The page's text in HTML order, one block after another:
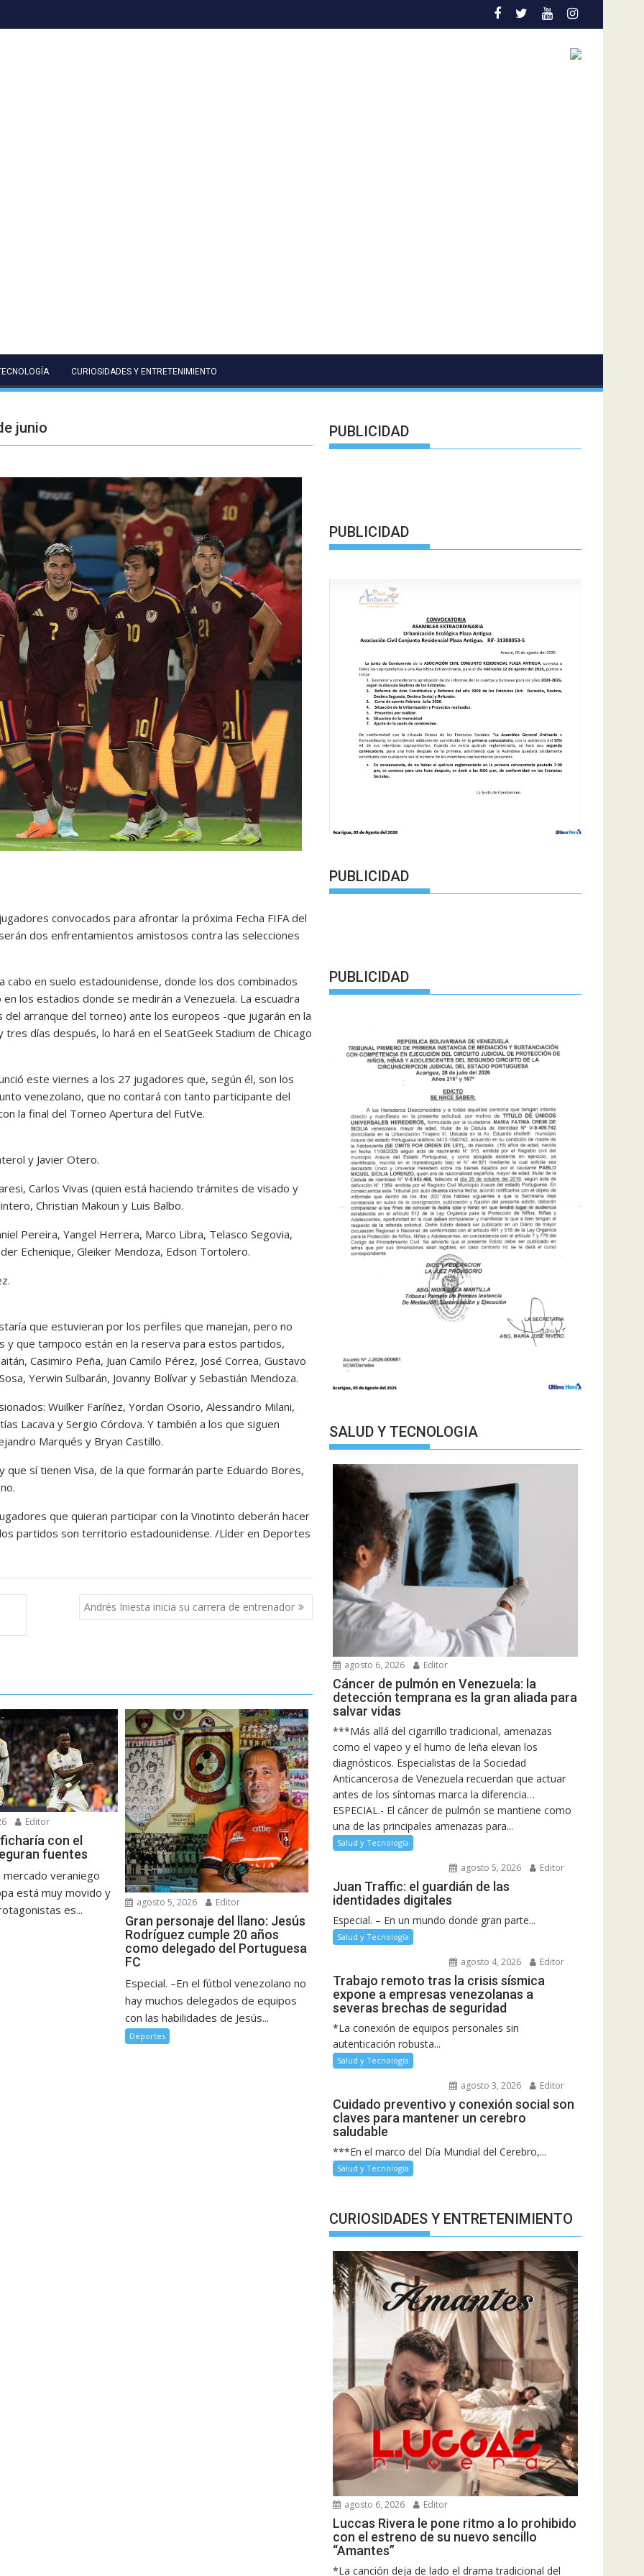
CURIOSIDADES Y ENTRETENIMIENTO
junio
convocados para afrontar la próxima Fecha FIFA del
dos enfrentamientos amistosos contra las selecciones
en suelo estadounidense, donde los dos combinados
los estadios donde se medirán a Venezuela. La escuadra
arranque del torneo) ante los europeos -que jugarán en la
días después, lo hará en el SeatGeek Stadium de Chicago
este viernes a los 27 jugadores que, según él, son los
venezolano, que no contará con tanto participante del
la final del Torneo Apertura del FutVe.
y Javier Otero.
Carlos Vivas (quien está haciendo trámites de visado y
Christian Makoun y Luis Balbo.
Pereira, Yangel Herrera, Marco Libra, Telasco Segovia,
Echenique, Gleiker Mendoza, Edson Tortolero.
que estuvieran por los perfiles que manejan, pero no
que tampoco están en la reserva para estos partidos,
Casimiro Peña, Juan Camilo Pérez, José Correa, Gustavo
Yerwin Sulbarán, Jovanny Bolívar y Sebastián Mendoza.
Wuilker Faríñez, Yordan Osorio, Alessandro Milani,
Lacava y Sergio Córdova. Y también a los que siguen
Marqués y Bryan Castillo.
sí tienen Visa, de la que formarán parte Eduardo Bores,
que quieran participar con la Vinotinto deberán hacer
partidos son territorio estadounidense. /Líder en Deportes
Andrés Iniesta inicia su carrera de entrenador
Editor
con el
fuentes
mercado veraniego
está muy movido y
es...
agosto 5, 2026 Editor
Gran personaje del llano: Jesús
Rodríguez cumple 20 años
como delegado del Portuguesa
FC
Especial. –En el fútbol venezolano no
hay muchos delegados de equipos
con las habilidades de Jesús...
Deportes
PUBLICIDAD
PUBLICIDAD
PUBLICIDAD
PUBLICIDAD
SALUD Y TECNOLOGIA
agosto 6, 2026 Editor
Cáncer de pulmón en Venezuela: la
detección temprana es la gran aliada para
salvar vidas
***Más allá del cigarrillo tradicional, amenazas
como el vapeo y el humo de leña elevan los
diagnósticos. Especialistas de la Sociedad
Anticancerosa de Venezuela recuerdan que actuar
antes de los síntomas marca la diferencia…
ESPECIAL.- El cáncer de pulmón se mantiene como
una de las principales amenazas para...
Salud y Tecnología
agosto 5, 2026 Editor
Juan Traffic: el guardián de las
identidades digitales
Especial. – En un mundo donde gran parte...
Salud y Tecnología
agosto 4, 2026 Editor
Trabajo remoto tras la crisis sísmica
expone a empresas venezolanas a
severas brechas de seguridad
*La conexión de equipos personales sin
autenticación robusta...
Salud y Tecnología
agosto 3, 2026 Editor
Cuidado preventivo y conexión social son
claves para mantener un cerebro
saludable
***En el marco del Día Mundial del Cerebro,...
Salud y Tecnología
CURIOSIDADES Y ENTRETENIMIENTO
agosto 6, 2026 Editor
Luccas Rivera le pone ritmo a lo prohibido
con el estreno de su nuevo sencillo
“Amantes”
*La canción deja de lado el drama tradicional del